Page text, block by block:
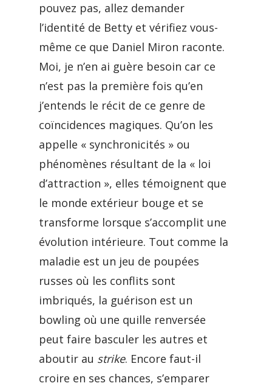
pouvez pas, allez demander
l’identité de Betty et vérifiez vous-
même ce que Daniel Miron raconte.
Moi, je n’en ai guère besoin car ce
n’est pas la première fois qu’en
j’entends le récit de ce genre de
coïncidences magiques. Qu’on les
appelle « synchronicités » ou
phénomènes résultant de la « loi
d’attraction », elles témoignent que
le monde extérieur bouge et se
transforme lorsque s’accomplit une
évolution intérieure. Tout comme la
maladie est un jeu de poupées
russes où les conflits sont
imbriqués, la guérison est un
bowling où une quille renversée
peut faire basculer les autres et
aboutir au strike. Encore faut-il
croire en ses chances, s’emparer